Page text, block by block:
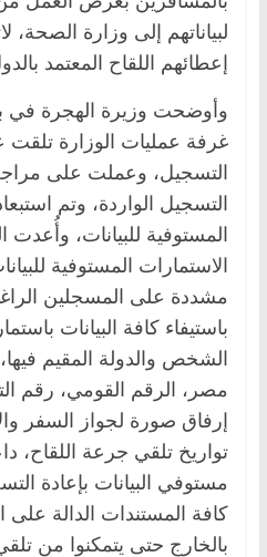
لبياناتهم إلى وزارة الصحة،
إعطائهم اللقاح المعتمد
وأوضحت وزيرة الهجرة في
غرفة عمليات الوزارة تلقت
التسجيل، وعملت على
التسجيل الواردة، وتم
المستوفية للبيانات، وأُعدت
الاستمارات المستوفية
مشددة على المسجلين
باستيفاء كافة البيانات
الشخص والدولة المقيم
مصر، الرقم القومي، رقم
إرفاق صورة لجواز السفر
تواريخ تلقي جرعة اللقاح،
مستوفي البيانات بإعادة
كافة المستندات الدالة على
بالخارج حتى يتمكنوا من